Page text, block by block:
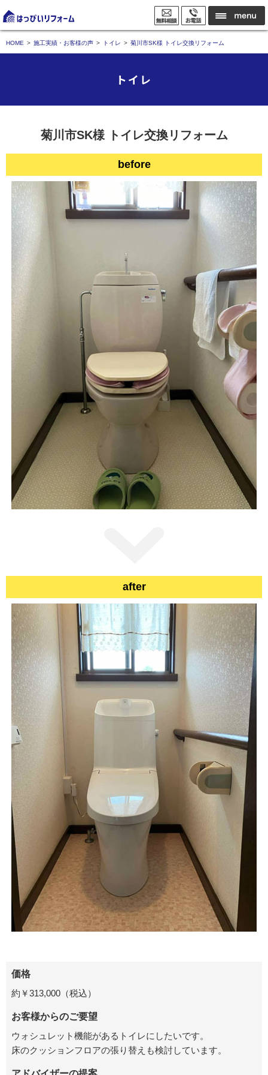
HOME 施工実績・お客様の声 トイレ 菊川市SK様 トイレ交換リフォーム
トイレ
菊川市SK様 トイレ交換リフォーム
before
after
価格
約￥313,000（税込）
お客様からのご要望
ウォシュレット機能があるトイレにしたいです。
床のクッションフロアの張り替えも検討しています。